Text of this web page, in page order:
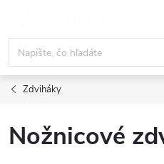
obsah
Zdviháky
Nožnicové